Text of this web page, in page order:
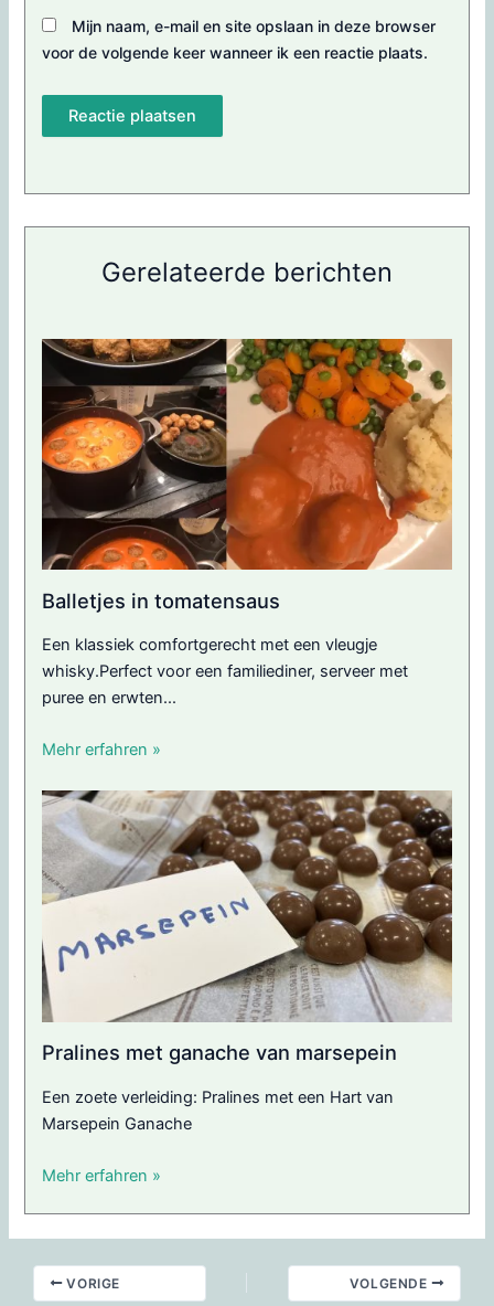
Mijn naam, e-mail en site opslaan in deze browser
voor de volgende keer wanneer ik een reactie plaats.
Gerelateerde berichten
Balletjes in tomatensaus
Een klassiek comfortgerecht met een vleugje
whisky.Perfect voor een familiediner, serveer met
puree en erwten...
Mehr erfahren »
Pralines met ganache van marsepein
Een zoete verleiding: Pralines met een Hart van
Marsepein Ganache
Mehr erfahren »
VORIGE VOLGENDE